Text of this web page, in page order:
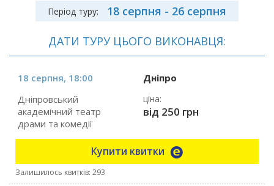
Період туру: 18 серпня - 26 серпня
ДАТИ ТУРУ ЦЬОГО ВИКОНАВЦЯ:
18 серпня, 18:00
Дніпро
Дніпровський
академічний театр
драми та комедії
ціна:
від 250 грн
Купити квитки
Залишилось квитків: 293